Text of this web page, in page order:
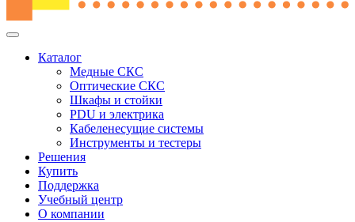
Каталог
Медные СКС
Оптические СКС
Шкафы и стойки
PDU и электрика
Кабеленесущие системы
Инструменты и тестеры
Решения
Купить
Поддержка
Учебный центр
О компании